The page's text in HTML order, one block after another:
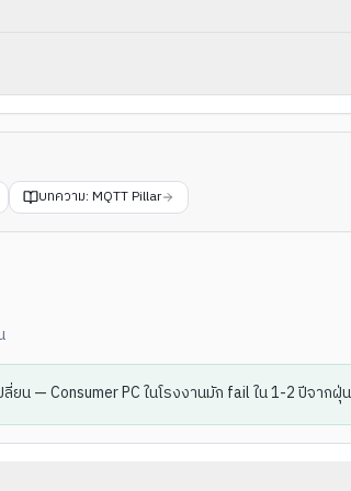
บทความ: MQTT Pillar
ยน — Consumer PC ในโรงงานมัก fail ใน 1-2 ปีจาก